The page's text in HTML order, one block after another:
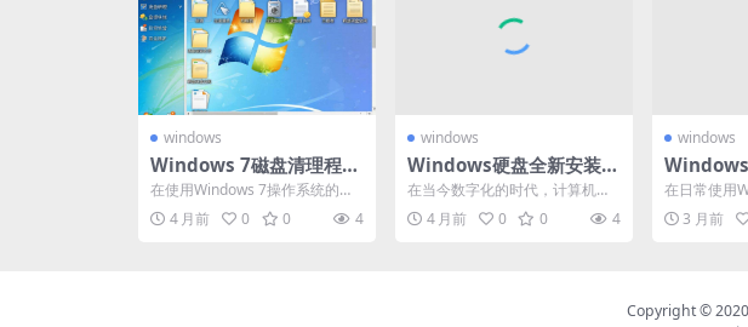
windows
Windows 7磁盘清理程序
在哪？一文带你快速找
到！
在使用Windows 7操作系统的过
程中，磁盘空间的合理管理至关
重要。随着时间的...
4 月前 0 0 4
windows
Windows硬盘全新安装W
in10：步骤、要点与常见
问题解答
在当今数字化的时代，计算机已
经成为人们生活和工作中不可或
缺的工具。而操作系统作为...
4 月前 0 0 4
windows
Windows
乱删，删
正常运行
在日常使用
中，桌面上
问各种程序
3 月前
Copyright ©